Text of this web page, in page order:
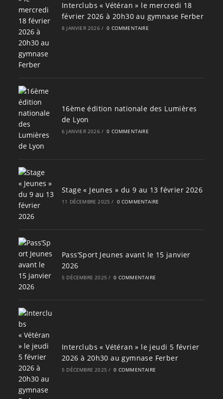
Interclubs « Vétéran » le mercredi 18
février 2026 à 20h30 au gymnase Ferber
8 JANVIER 2026 / 0 COMMENTAIRE
16ème édition nationale des Lumières
de Lyon
6 JANVIER 2026 / 0 COMMENTAIRE
Stage « Jeunes » du 9 au 13 février 2026
11 DÉCEMBRE 2025 / 0 COMMENTAIRE
Pass’Sport Jeunes avant le 15 janvier
2026
5 DÉCEMBRE 2025 / 0 COMMENTAIRE
Interclubs « Vétéran » le jeudi 5 février
2026 à 20h30 au gymnase Ferber
5 DÉCEMBRE 2025 / 0 COMMENTAIRE